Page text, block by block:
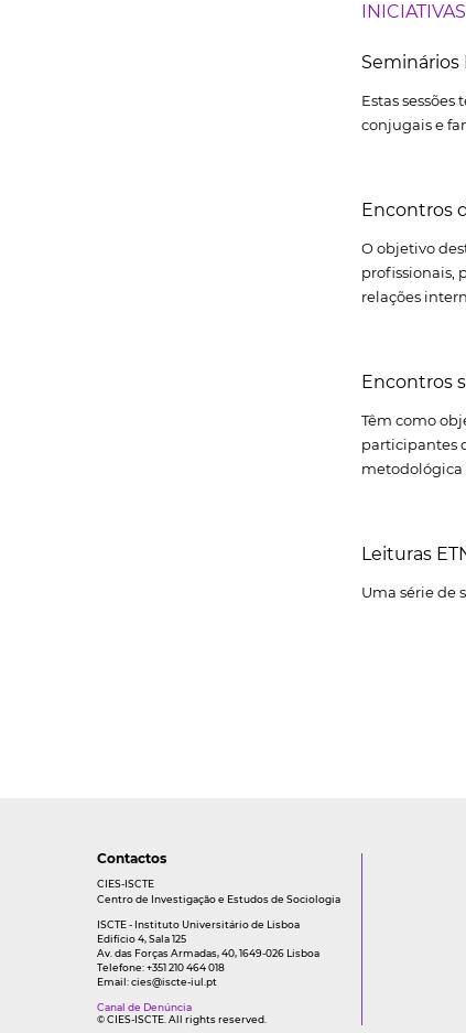
INICIATIVAS
Estas
conjugais e
Encontros
O objetivo
profissionais,
relações
Encontros
Têm como
participantes
metodológica
Leituras
Uma série de
Contactos
CIES-ISCTE
Centro de Investigação e Estudos de Sociologia
ISCTE - Instituto Universitário de Lisboa
Edifício 4, Sala 125
Av. das Forças Armadas, 40, 1649-026 Lisboa
Telefone: +351 210 464 018
Email:cies@iscte-iul.pt
Canal de Denúncia
© CIES-ISCTE. All rights reserved.